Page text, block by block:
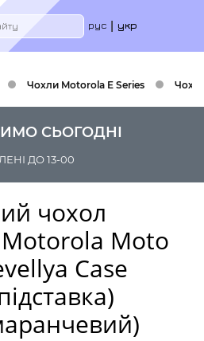
рус укр
Чохли Motorola E Series
СЬОГОДНІ
ДО 13-00
чохол
Moto
Case